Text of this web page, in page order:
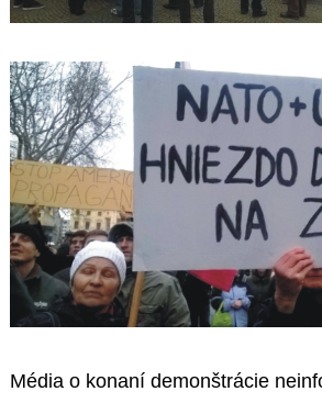
Média o konaní demonštrácie